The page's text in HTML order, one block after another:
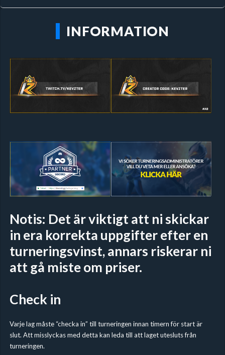
INFORMATION
Notis: Det är viktigt att ni skickar
in era korrekta uppgifter efter en
turneringsvinst, annars riskerar ni
att gå miste om priser.
Check in
Varje lag måste “checka in” till turneringen innan timern för start är
slut. Att misslyckas med detta kan leda till att laget utesluts från
turneringen.